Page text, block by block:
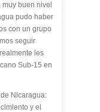
buen nivel
pudo haber
con un grupo
seguir
les
Sub-15 en
Nicaragua:
y el